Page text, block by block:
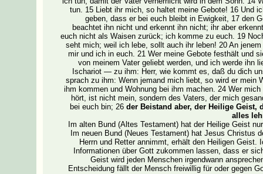
tun. 15 Liebt ihr mich, so haltet meine Gebote! 16 Und
geben, dass er bei euch bleibt in Ewigkeit, 17 den
beachtet ihn nicht und erkennt ihn nicht; ihr aber
euch nicht als Waisen zurück; ich komme zu euch. 19
seht mich; weil ich lebe, sollt auch ihr leben! 20 An
mir und ich in euch. 21 Wer meine Gebote festhält und
von meinem Vater geliebt werden, und ich werde
Ischariot — zu ihm: Herr, wie kommt es, daß du dich
sprach zu ihm: Wenn jemand mich liebt, so wird er mein
ihm kommen und Wohnung bei ihm machen. 24 Wer
hört, ist nicht mein, sondern des Vaters, der mich
bei euch bin; 26 der Beistand aber, der Heilige Geist,
alles
Im alten Bund (Altes Testament) hat der Heilige Geist
Im neuen Bund (Neues Testament) hat Jesus
Herrn und Retter annimmt, erhält den Heiligen
Informationen über Gott zukommen lassen, dass er
Geist wird jeden Menschen irgendwann
Entscheidung fällt der Mensch freiwillig für oder gegen